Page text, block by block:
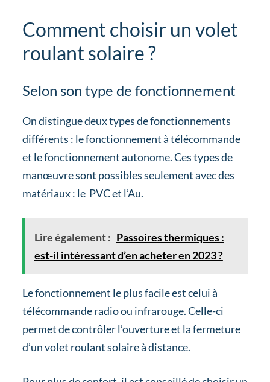
Comment choisir un volet
roulant solaire ?
Selon son type de fonctionnement
On distingue deux types de fonctionnements
différents : le fonctionnement à télécommande
et le fonctionnement autonome. Ces types de
manœuvre sont possibles seulement avec des
matériaux : le PVC et l’Au.
Lire également : Passoires thermiques :
est-il intéressant d’en acheter en 2023 ?
Le fonctionnement le plus facile est celui à
télécommande radio ou infrarouge. Celle-ci
permet de contrôler l’ouverture et la fermeture
d’un volet roulant solaire à distance.